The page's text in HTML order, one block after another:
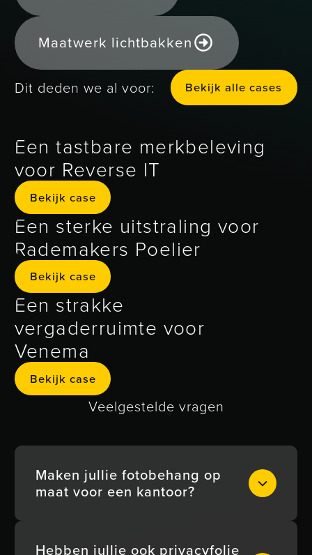
Maatwerk lichtbakken
Dit deden we al voor:
Bekijk alle
Bekijk alle cases
Een tastbare merkbeleving
voor Reverse IT
Bekijk case
Bekijk case
Een sterke uitstraling voor
Rademakers Poelier
Bekijk case
Bekijk case
Een strakke
vergaderruimte voor
Venema
Bekijk case
Bekijk case
Veelgestelde vragen
Maken jullie fotobehang op
maat voor een kantoor?
Hebben jullie ook privacyfolie